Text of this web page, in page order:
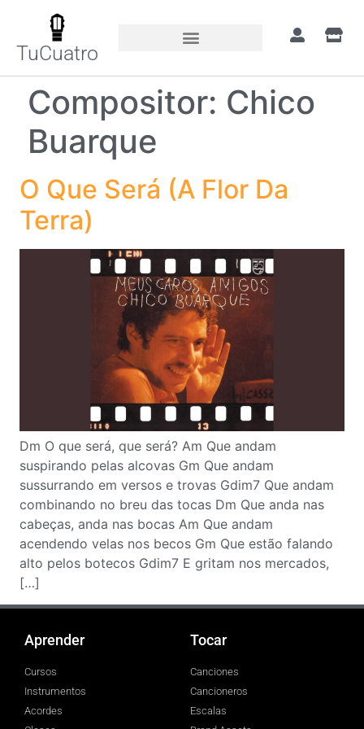
TuCuatro
Compositor: Chico
Buarque
O Que Será (A Flor Da
Terra)
Dm O que será, que será? Am Que andam
suspirando pelas alcovas Gm Que andam
sussurrando em versos e trovas Gdim7 Que andam
combinando no breu das tocas Dm Que anda nas
cabeças, anda nas bocas Am Que andam
acendendo velas nos becos Gm Que estão falando
alto pelos botecos Gdim7 E gritam nos mercados,
[…]
Aprender
Cursos
Instrumentos
Acordes
Tocar
Canciones
Cancioneros
Escalas